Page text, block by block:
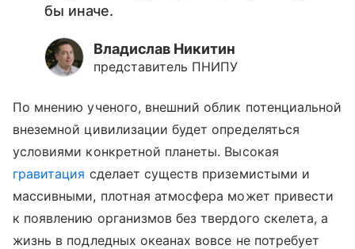
бы иначе.
Владислав Никитин
представитель ПНИПУ
По мнению ученого, внешний облик потенциальной
внеземной цивилизации будет определяться
условиями конкретной планеты. Высокая
гравитация сделает существ приземистыми и
массивными, плотная атмосфера может привести
к появлению организмов без твердого скелета, а
жизнь в подледных океанах вовсе не потребует